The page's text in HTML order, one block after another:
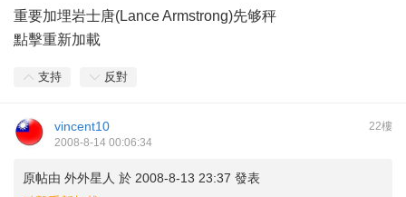
重要加埋岩士唐(Lance Armstrong)先够秤
點擊重新加載
支持 反對
22樓
vincent10
2008-8-14 00:06:34
原帖由 外外星人 於 2008-8-13 23:37 發表